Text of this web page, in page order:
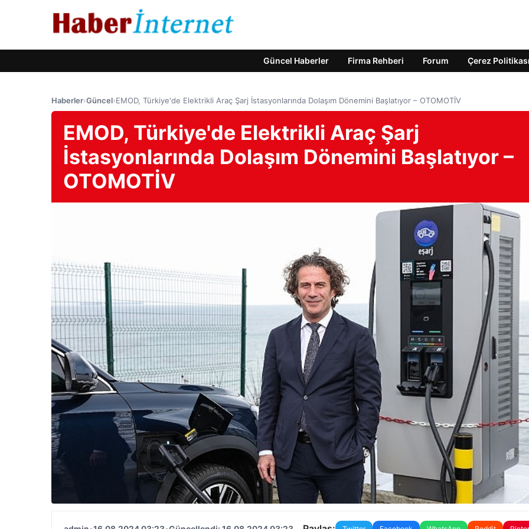
Güncel Haberler Firma Rehberi Forum Çerez Politikası
Haberler›Güncel›EMOD, Türkiye'de Elektrikli Araç Şarj İstasyonlarında Dolaşım Dönemini Başlatıyor – OTOMOTİV
EMOD, Türkiye'de Elektrikli Araç Şarj
İstasyonlarında Dolaşım Dönemini Başlatıyor –
OTOMOTİV